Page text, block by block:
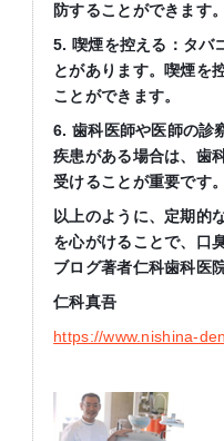
防することができます。
5. 喫煙を控える：タバ
とがあります。喫煙を
ことができます。
6. 歯科医師や医師の診
疾患がある場合は、歯
受けることが重要です。
以上のように、定期的
を心がけることで、口
ブログ著者仁科歯科医
仁科真吾
https://www.nishina-